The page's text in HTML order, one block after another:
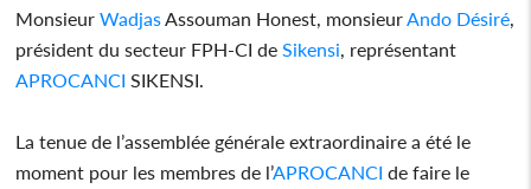
MonsieurWadjasAssouman Honest, monsieurAndo Désiré,
président du secteur FPH-CI deSikensi, représentant
APROCANCI SIKENSI.
La tenue de l’assemblée générale extraordinaire a été le
moment pour les membres de l’APROCANCI de faire le